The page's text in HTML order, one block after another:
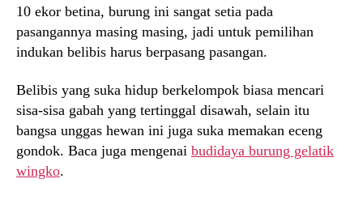
10 ekor betina, burung ini sangat setia pada
pasangannya masing masing, jadi untuk pemilihan
indukan belibis harus berpasang pasangan.
Belibis yang suka hidup berkelompok biasa mencari
sisa-sisa gabah yang tertinggal disawah, selain itu
bangsa unggas hewan ini juga suka memakan eceng
gondok. Baca juga mengenai budidaya burung gelatik
wingko.